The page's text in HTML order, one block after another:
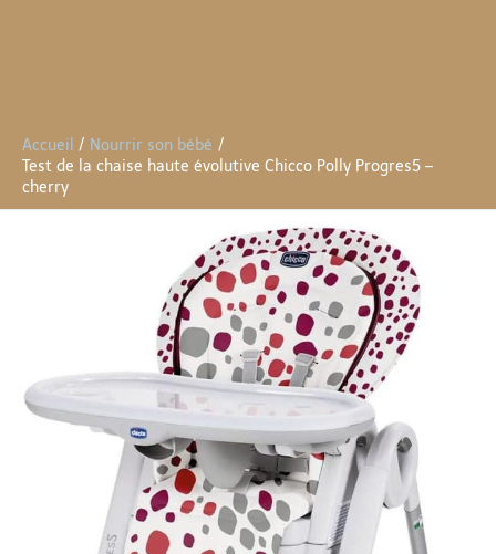
Accueil
Nourrir son bébé
Test de la chaise haute évolutive Chicco Polly Progres5 –
cherry